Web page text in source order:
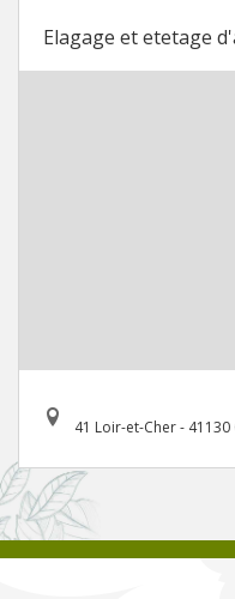
Elagage et etetage
41 Loir-et-Cher - 41130